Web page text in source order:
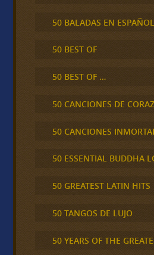
50 BALADAS EN ESPAÑOL
50 BEST OF
50 BEST OF …
50 CANCIONES DE
50 CANCIONES
50 ESSENTIAL BUDDHA
50 GREATEST LATIN HITS
50 TANGOS DE LUJO
50 YEARS OF THE